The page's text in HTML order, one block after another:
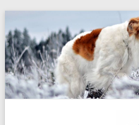
to
content